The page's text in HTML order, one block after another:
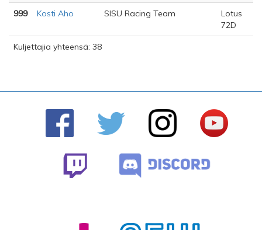
999 Kosti Aho SISU Racing Team
Lotus
72D
Kuljettajia yhteensä: 38